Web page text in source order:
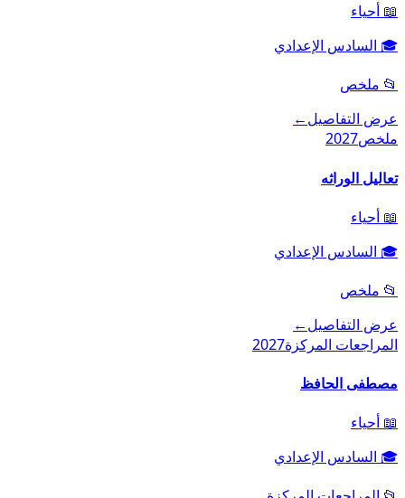
📖 أحياء
🎓 السادس الإعدادي
📂 ملخص
عرض التفاصيل←
ملخص2027
تعاليل الوراثه
📖 أحياء
🎓 السادس الإعدادي
📂 ملخص
عرض التفاصيل←
المراجعات المركزة2027
مصطفى الحافظ
📖 أحياء
🎓 السادس الإعدادي